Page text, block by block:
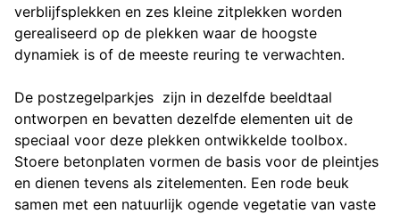
verblijfsplekken en zes kleine zitplekken worden
gerealiseerd op de plekken waar de hoogste
dynamiek is of de meeste reuring te verwachten.
De postzegelparkjes zijn in dezelfde beeldtaal
ontworpen en bevatten dezelfde elementen uit de
speciaal voor deze plekken ontwikkelde toolbox.
Stoere betonplaten vormen de basis voor de pleintjes
en dienen tevens als zitelementen. Een rode beuk
samen met een natuurlijk ogende vegetatie van vaste